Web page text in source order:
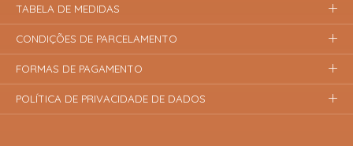
TABELA DE MEDIDAS
CONDIÇÕES DE PARCELAMENTO
FORMAS DE PAGAMENTO
POLÍTICA DE PRIVACIDADE DE DADOS